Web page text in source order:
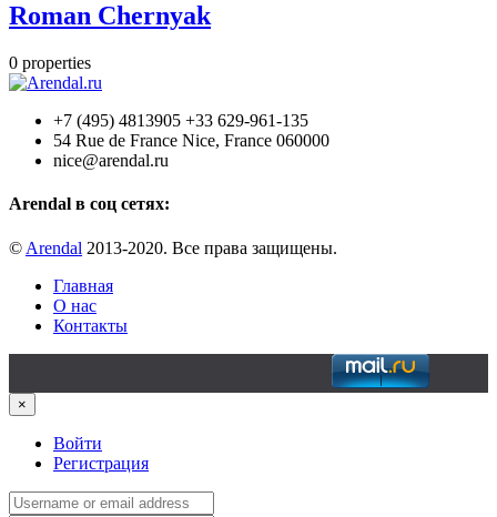
Roman Chernyak
0 properties
+7 (495) 4813905 +33 629-961-135
54 Rue de France Nice, France 060000
nice@arendal.ru
Arendal в соц сетях:
© Arendal 2013-2020. Все права защищены.
Главная
О нас
Контакты
×
Войти
Регистрация